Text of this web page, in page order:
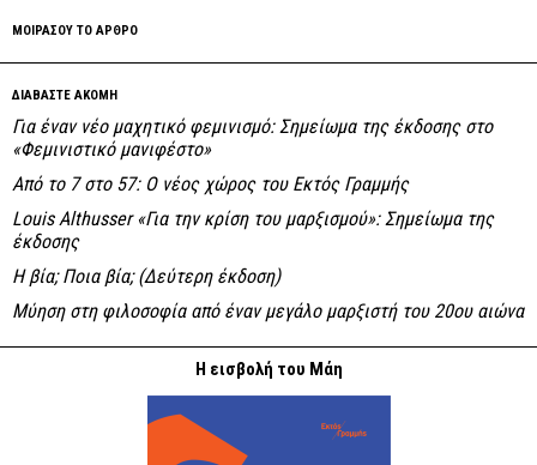
ΜΟΙΡΑΣΟΥ ΤΟ ΑΡΘΡΟ
ΔΙΑΒΑΣΤΕ ΑΚΟΜΗ
Για έναν νέο μαχητικό φεμινισμό: Σημείωμα της έκδοσης στο
«Φεμινιστικό μανιφέστο»
Από το 7 στο 57: Ο νέος χώρος του Εκτός Γραμμής
Louis Althusser «Για την κρίση του μαρξισμού»: Σημείωμα της
έκδοσης
Η βία; Ποια βία; (Δεύτερη έκδοση)
Μύηση στη φιλοσοφία από έναν μεγάλο μαρξιστή του 20ου αιώνα
Η εισβολή του Μάη